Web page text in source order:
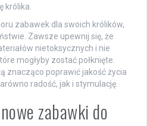
królika.
zabawek dla swoich królików,
Zawsze upewnij się, że
nietoksycznych i nie
mogłyby zostać połknięte.
znacząco poprawić jakość życia
radość, jak i stymulację.
zabawki do